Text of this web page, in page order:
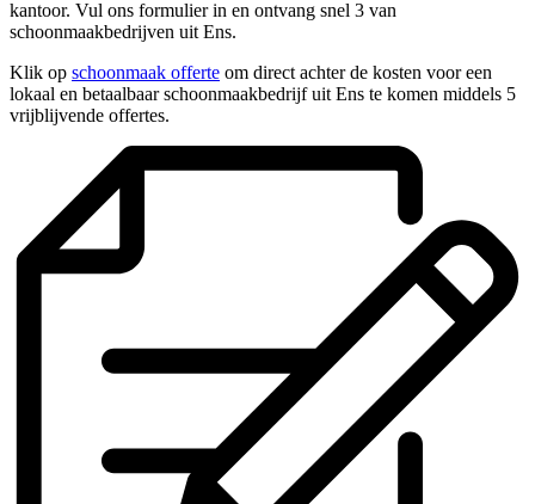
kantoor. Vul ons formulier in en ontvang snel 3 van
schoonmaakbedrijven uit Ens.
Klik op schoonmaak offerte om direct achter de kosten voor een
lokaal en betaalbaar schoonmaakbedrijf uit Ens te komen middels 5
vrijblijvende offertes.